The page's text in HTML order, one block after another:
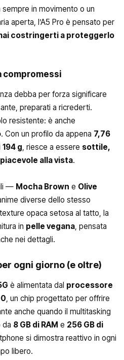
in movimento o un
aperta, l’A5 Pro è pensato per
costringerti a proteggerlo
compromessi
debba per forza significare
preparati a ricrederti.
resistente: è anche
. Con un profilo da appena 7,76
194 g, riesce a essere sottile,
alla vista.
— Mocha Brown e Olive
diverse dello stesso
opaca setosa al tatto, la
in pelle vegana , pensata
nei dettagli.
ogni giorno (e oltre)
è alimentata dal processore
, un chip progettato per offrire
anche quando il multitasking
da 8 GB di RAM e 256 GB di
si dimostra reattivo in ogni
libero.